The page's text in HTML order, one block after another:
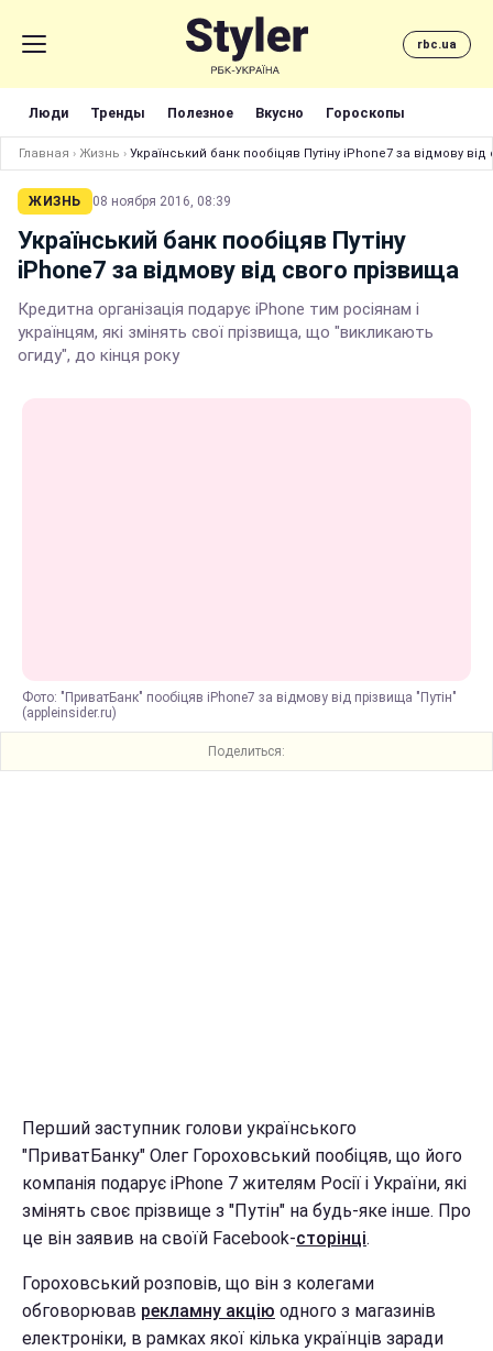
rbc.ua
Люди Тренды Полезное Вкусно Гороскопы
Главная › Жизнь › Український банк пообіцяв Путіну iPhone7 за відмову
ЖИЗНЬ 08 ноября 2016, 08:39
Український банк пообіцяв Путіну
iPhone7 за відмову від свого прізвища
Кредитна організація подарує iPhone тим росіянам і
українцям, які змінять свої прізвища, що "викликають
огиду", до кінця року
Фото: "ПриватБанк" пообіцяв iPhone7 за відмову від прізвища "Путін"
(appleinsider.ru)
Поделиться:
Перший заступник голови українського
"ПриватБанку" Олег Гороховський пообіцяв, що його
компанія подарує iPhone 7 жителям Росії і України, які
змінять своє прізвище з "Путін" на будь-яке інше. Про
це він заявив на своїй Facebook-сторінці.
Гороховський розповів, що він з колегами
обговорював рекламну акцію одного з магазинів
електроніки, в рамках якої кілька українців заради